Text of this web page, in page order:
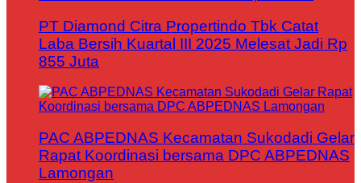
PT Diamond Citra Propertindo Tbk Catat
Laba Bersih Kuartal III 2025 Melesat Jadi Rp
855 Juta
PAC ABPEDNAS Kecamatan Sukodadi Gelar
Rapat Koordinasi bersama DPC ABPEDNAS
Lamongan